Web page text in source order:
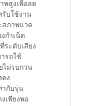
พสูงเพื่อลด
รับใช้งาน
สภาพแวด
กำเนิด
ระดับเสียง
รถใช้
ไม่รบกวน
คง
ากับรุ่น
เพียงพอ